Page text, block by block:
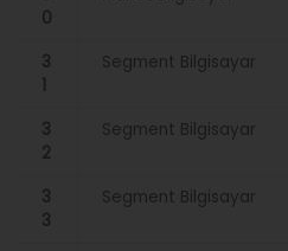
0
3
Segment Bilgisayar
3
2
Segment Bilgisayar
3
3
Segment Bilgisayar